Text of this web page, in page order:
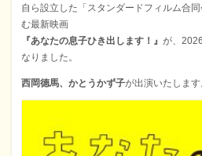
自ら設立した「スタンダードフィルム合
む最新映画
『あなたの息子ひき出します！』 が、
なりました。
西岡德馬、かとうかず子が出演いたします